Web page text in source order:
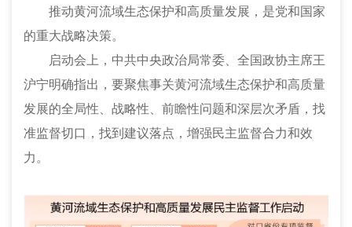
推动黄河流域生态保护和高质量发展，是党和国家
的重大战略决策。
启动会上，中共中央政治局常委、全国政协主席王
沪宁明确指出，要聚焦事关黄河流域生态保护和高质量
发展的全局性、战略性、前瞻性问题和深层次矛盾，找
准监督切口，找到建议落点，增强民主监督合力和效
力。